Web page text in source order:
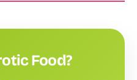
Food?